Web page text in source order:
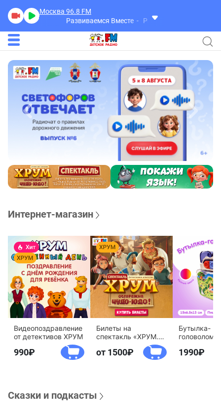
Москва 96.8 FM
Развиваемся Вместе
Развиваемся Вместе
Интернет-магазин
Видеопоздравление
от детективов ХРУМ
990
Билеты на
спектакль «ХРУМ.
Осторожно, Чудо-
Юдо!»
от 1500
Бутылка-
агентство
1990
Сказки и подкасты